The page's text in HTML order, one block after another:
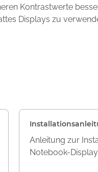
Kontrastwerte
Displays zu
Anleitung zur
Notebook-